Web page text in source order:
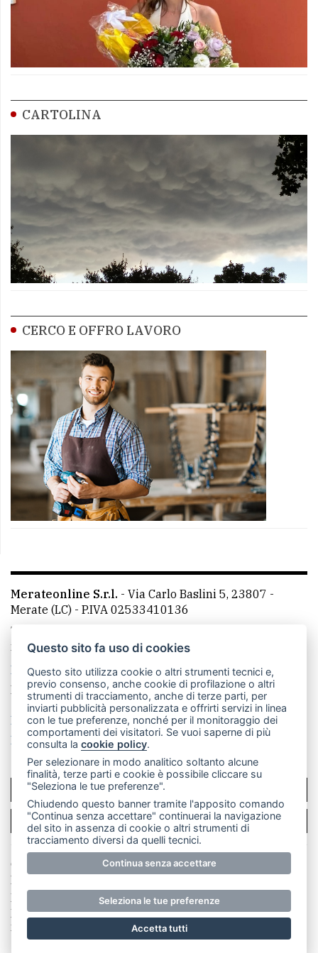
CARTOLINA
CERCO E OFFRO LAVORO
Merateonline S.r.l. - Via Carlo Baslini 5, 23807 -
Merate (LC) - P.IVA 02533410136
Telefono:
mail: redazione@merateonline.it
La redazione
CasateOnline LeccoOnline
RSS
Made by VIP
Privacy policy
Cookie policy
Rivedi le tue scelte sui cookie
SCRIVICI
PER LA TUA PUBBLICITÀ
© Copyright Merateonline S.r.l. - Tutti i diritti riservati.
E' proibita la riproduzione e pubblicazione anche
parziale di testi, articoli e immagini senza la
preventiva autorizzazione scritta dell'editore. RI Lecco
numero Rea LC 291.277 - Capitale sociale 10.329,14 €
Questo sito fa uso di cookies
Questo sito utilizza cookie o altri strumenti tecnici e,
previo consenso, anche cookie di profilazione o altri
strumenti di tracciamento, anche di terze parti, per
inviarti pubblicità personalizzata e offrirti servizi in linea
con le tue preferenze, nonché per il monitoraggio dei
comportamenti dei visitatori. Se vuoi saperne di più
consulta lacookie policy.
Per selezionare in modo analitico soltanto alcune
finalità, terze parti e cookie è possibile cliccare su
"Seleziona le tue preferenze".
Chiudendo questo banner tramite l'apposito comando
"Continua senza accettare" continuerai la navigazione
del sito in assenza di cookie o altri strumenti di
tracciamento diversi da quelli tecnici.
Continua senza accettare
Seleziona le tue preferenze
Accetta tutti